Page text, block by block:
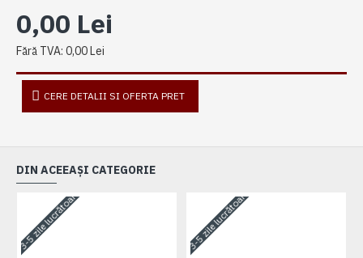
0,00 Lei
Fără TVA: 0,00 Lei
CERE DETALII SI OFERTA PRET
DIN ACEEAȘI CATEGORIE
3-5 zile lucrătoare 3-5 zile lucrătoare